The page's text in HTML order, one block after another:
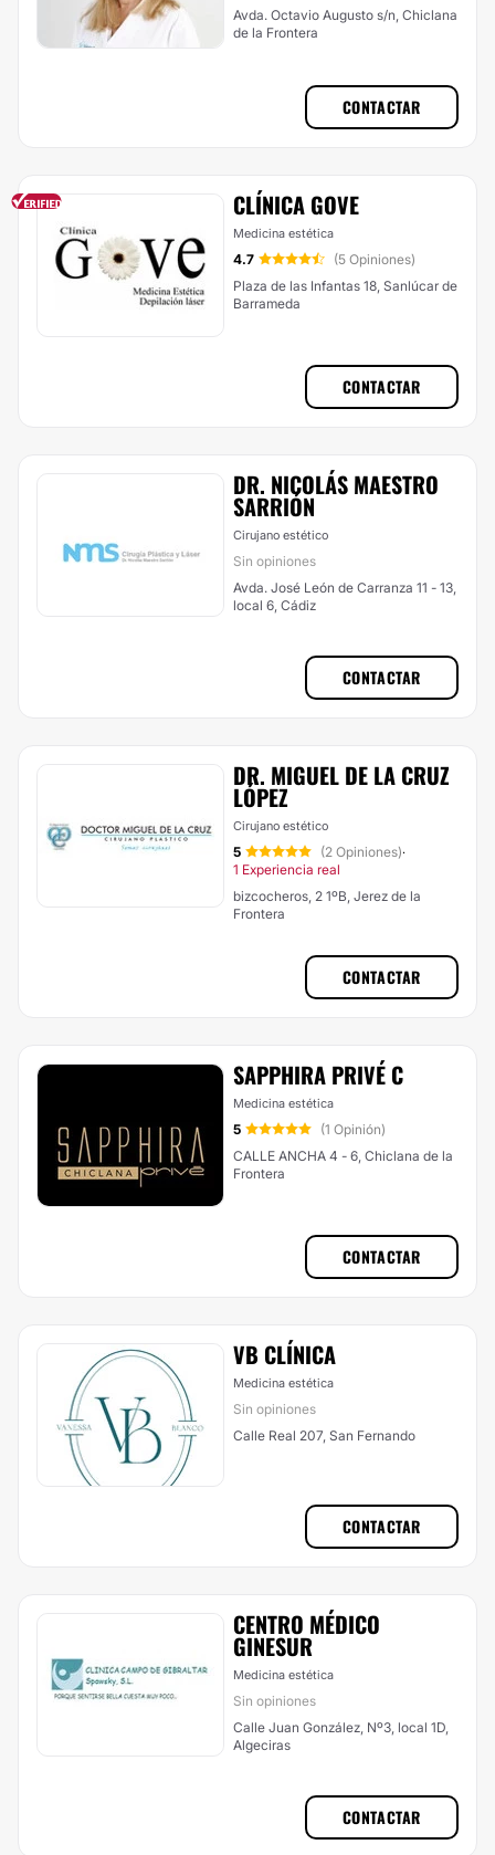
Avda. Octavio Augusto s/n, Chiclana
de la Frontera
CONTACTAR
CLÍNICA GOVE
Medicina estética
4.7
(5 Opiniones)
Plaza de las Infantas 18, Sanlúcar de
Barrameda
CONTACTAR
DR. NICOLÁS MAESTRO
SARRIÓN
Cirujano estético
Sin opiniones
Avda. José León de Carranza 11 - 13,
local 6, Cádiz
CONTACTAR
DR. MIGUEL DE LA CRUZ
LÓPEZ
Cirujano estético
5 (2 Opiniones)·
1 Experiencia real
bizcocheros, 2 1ºB, Jerez de la
Frontera
CONTACTAR
SAPPHIRA PRIVÉ C
Medicina estética
5
(1 Opinión)
CALLE ANCHA 4 - 6, Chiclana de la
Frontera
CONTACTAR
VB CLÍNICA
Medicina estética
Sin opiniones
Calle Real 207, San Fernando
CONTACTAR
CENTRO MÉDICO
GINESUR
Medicina estética
Sin opiniones
Calle Juan González, Nº3, local 1D,
Algeciras
CONTACTAR